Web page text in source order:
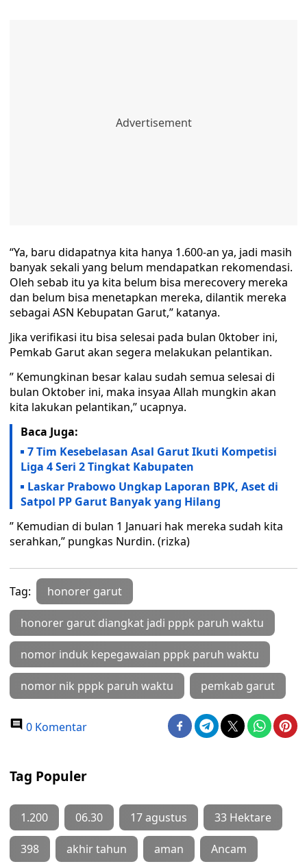
“Ya, baru didapatnya kita hanya 1.600-an ya, jadi masih
banyak sekali yang belum mendapatkan rekomendasi.
Oleh sebab itu ya kita belum bisa merecovery mereka
dan belum bisa menetapkan mereka, dilantik mereka
sebagai ASN Kebupatan Garut,” katanya.
Jika verifikasi itu bisa selesai pada bulan 0ktober ini,
Pemkab Garut akan segera melakukan pelantikan.
” Kemungkinan besar kalau sudah semua selesai di
bulan Oktober ini, maka insyaa Allah mungkin akan
kita lakukan pelantikan,” ucapnya.
Baca Juga:
7 Tim Kesebelasan Asal Garut Ikuti Kompetisi
Liga 4 Seri 2 Tingkat Kabupaten
Laskar Prabowo Ungkap Laporan BPK, Aset di
Satpol PP Garut Banyak yang Hilang
” Kemudian di bulan 1 Januari hak mereka sudah kita
serahkan,” pungkas Nurdin. (rizka)
Tag: honorer garut
honorer garut diangkat jadi pppk paruh waktu
nomor induk kepegawaian pppk paruh waktu
nomor nik pppk paruh waktu pemkab garut
0 Komentar
Tag Populer
1.200 06.30 17 agustus 33 Hektare
398 akhir tahun aman Ancam